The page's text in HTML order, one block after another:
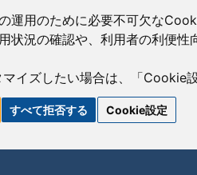
運用のために必要不可欠な
状況の確認や、利用者の利便
イズしたい場合は、「Cookie
すべて拒否する Cookie設定
3-4
03-3241-2978
キ
共
ダ
辰
ー サイトマップ